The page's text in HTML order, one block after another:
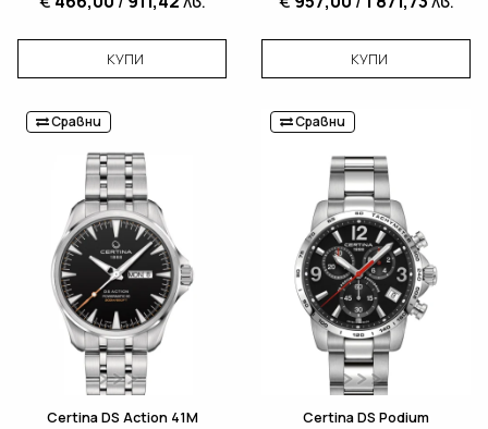
КУПИ КУПИ
Сравни
Certina DS Action 41M
Сравни
Certina DS Podium